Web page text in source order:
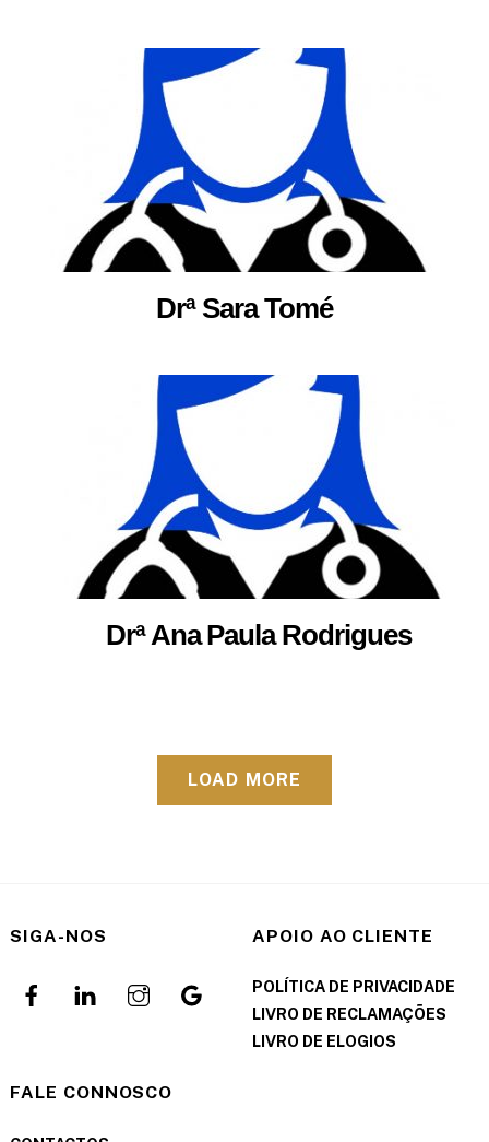
Drª Sara Tomé
Drª Ana Paula Rodrigues
LOAD MORE
SIGA-NOS APOIO AO CLIENTE
POLÍTICA DE PRIVACIDADE
LIVRO DE RECLAMAÇÕES
LIVRO DE ELOGIOS
FALE CONNOSCO